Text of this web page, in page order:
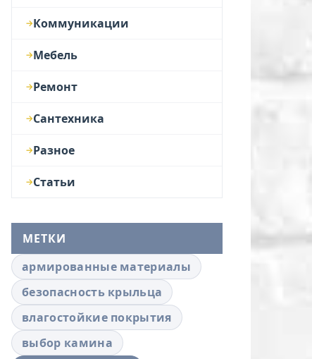
Коммуникации
Мебель
Ремонт
Сантехника
Разное
Статьи
МЕТКИ
армированные материалы
безопасность крыльца
влагостойкие покрытия
выбор камина